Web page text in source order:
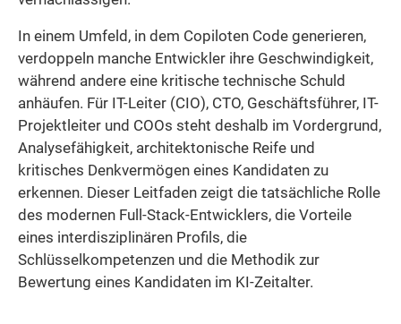
In einem Umfeld, in dem Copiloten Code generieren,
verdoppeln manche Entwickler ihre Geschwindigkeit,
während andere eine kritische technische Schuld
anhäufen. Für IT-Leiter (CIO), CTO, Geschäftsführer, IT-
Projektleiter und COOs steht deshalb im Vordergrund,
Analysefähigkeit, architektonische Reife und
kritisches Denkvermögen eines Kandidaten zu
erkennen. Dieser Leitfaden zeigt die tatsächliche Rolle
des modernen Full-Stack-Entwicklers, die Vorteile
eines interdisziplinären Profils, die
Schlüsselkompetenzen und die Methodik zur
Bewertung eines Kandidaten im KI-Zeitalter.